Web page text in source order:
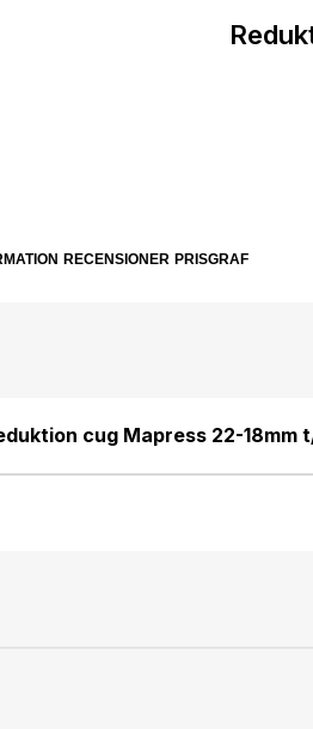
RECENSIONER PRISGRAF
cug Mapress 22-18mm